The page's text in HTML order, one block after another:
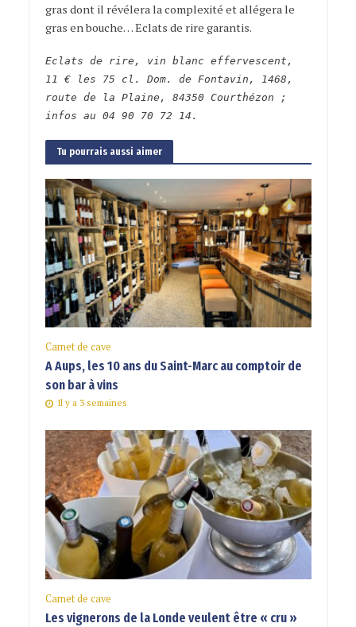
gras dont il révélera la complexité et allégera le
gras en bouche… Eclats de rire garantis.
Eclats de rire, vin blanc effervescent,
11 € les 75 cl. Dom. de Fontavin, 1468,
route de la Plaine, 84350 Courthézon ;
infos au 04 90 70 72 14.
Tu pourrais aussi aimer
Carnet de cave
A Aups, les 10 ans du Saint-Marc au comptoir de
son bar à vins
Il y a 3 semaines
Carnet de cave
Les vignerons de la Londe veulent être « cru »